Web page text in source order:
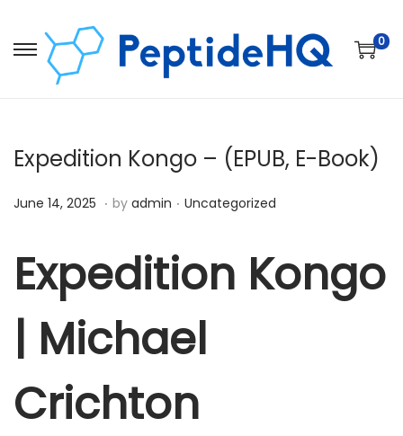
0
Expedition Kongo – (EPUB, E-Book)
Posted on
June 14, 2025 D
e
b
e
. by admin . Posted in
Uncategorized
Expedition Kongo
| Michael
Crichton